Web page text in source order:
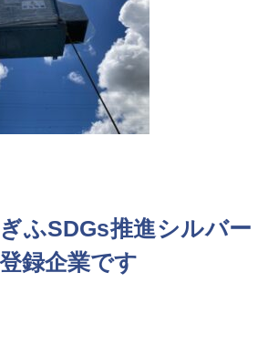
ふSDGs推進シルバー
録企業です